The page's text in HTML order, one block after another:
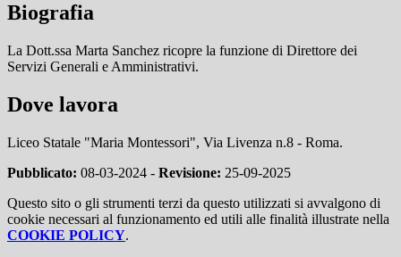
Biografia
La Dott.ssa Marta Sanchez ricopre la funzione di Direttore dei
Servizi Generali e Amministrativi.
Dove lavora
Liceo Statale "Maria Montessori", Via Livenza n.8 - Roma.
Pubblicato: 08-03-2024 - Revisione: 25-09-2025
Questo sito o gli strumenti terzi da questo utilizzati si avvalgono di
cookie necessari al funzionamento ed utili alle finalità illustrate nella
COOKIE POLICY.